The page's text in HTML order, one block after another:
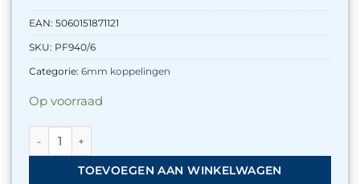
EAN: 5060151871121
SKU: PF940/6
Categorie: 6mm koppelingen
Op voorraad
TOEVOEGEN AAN WINKELWAGEN